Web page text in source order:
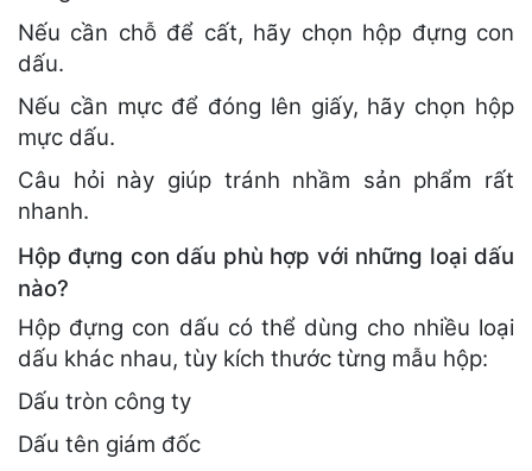
Nếu cần chỗ để cất, hãy chọn hộp đựng con
dấu.
Nếu cần mực để đóng lên giấy, hãy chọn hộp
mực dấu.
Câu hỏi này giúp tránh nhầm sản phẩm rất
nhanh.
Hộp đựng con dấu phù hợp với những loại dấu
nào?
Hộp đựng con dấu có thể dùng cho nhiều loại
dấu khác nhau, tùy kích thước từng mẫu hộp:
Dấu tròn công ty
Dấu tên giám đốc